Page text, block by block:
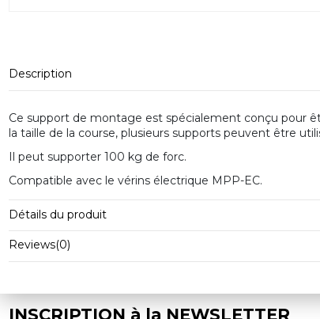
Description
Ce support de montage est spécialement conçu pour
la taille de la course, plusieurs supports peuvent être
Il peut supporter 100 kg de forc.
Compatible avec le vérins électrique MPP-EC.
Détails du produit
Reviews(0)
INSCRIPTION à la NEWSLETTER